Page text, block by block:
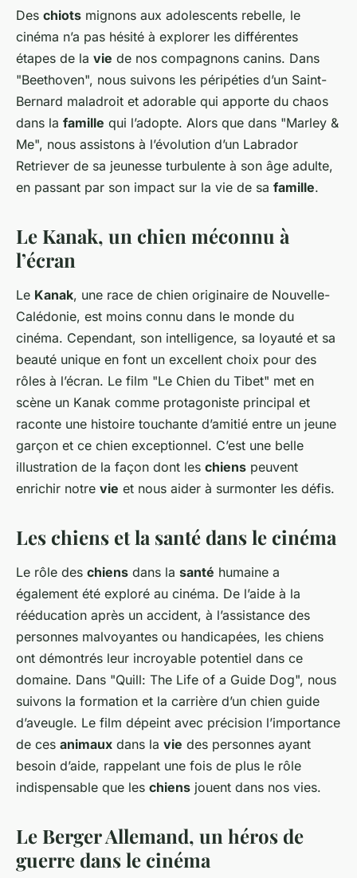
Des chiots mignons aux adolescents rebelle, le
cinéma n’a pas hésité à explorer les différentes
étapes de la vie de nos compagnons canins. Dans
"Beethoven", nous suivons les péripéties d’un Saint-
Bernard maladroit et adorable qui apporte du chaos
dans la famille qui l’adopte. Alors que dans "Marley &
Me", nous assistons à l’évolution d’un Labrador
Retriever de sa jeunesse turbulente à son âge adulte,
en passant par son impact sur la vie de sa famille.
Le Kanak, un chien méconnu à
l’écran
Le Kanak, une race de chien originaire de Nouvelle-
Calédonie, est moins connu dans le monde du
cinéma. Cependant, son intelligence, sa loyauté et sa
beauté unique en font un excellent choix pour des
rôles à l’écran. Le film "Le Chien du Tibet" met en
scène un Kanak comme protagoniste principal et
raconte une histoire touchante d’amitié entre un jeune
garçon et ce chien exceptionnel. C’est une belle
illustration de la façon dont les chiens peuvent
enrichir notre vie et nous aider à surmonter les défis.
Les chiens et la santé dans le cinéma
Le rôle des chiens dans la santé humaine a
également été exploré au cinéma. De l’aide à la
rééducation après un accident, à l’assistance des
personnes malvoyantes ou handicapées, les chiens
ont démontrés leur incroyable potentiel dans ce
domaine. Dans "Quill: The Life of a Guide Dog", nous
suivons la formation et la carrière d’un chien guide
d’aveugle. Le film dépeint avec précision l’importance
de ces animaux dans la vie des personnes ayant
besoin d’aide, rappelant une fois de plus le rôle
indispensable que les chiens jouent dans nos vies.
Le Berger Allemand, un héros de
guerre dans le cinéma